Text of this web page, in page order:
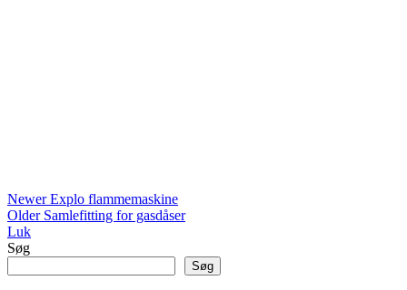
Newer Explo flammemaskine
Older Samlefitting for gasdåser
Luk
Søg
Søg